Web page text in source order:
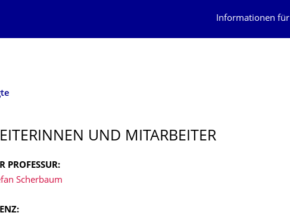
Informationen für
UND MITARBEITER
PROFESSUR:
Scherbaum